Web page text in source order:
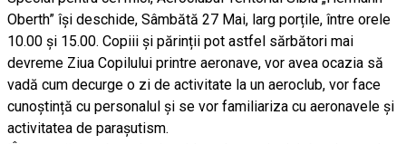
Oberth” își deschide, Sâmbătă 27 Mai, larg porțile, între orele
10.00 și 15.00. Copiii și părinții pot astfel sărbători mai
devreme Ziua Copilului printre aeronave, vor avea ocazia să
vadă cum decurge o zi de activitate la un aeroclub, vor face
cunoștință cu personalul și se vor familiariza cu aeronavele și
activitatea de parașutism.